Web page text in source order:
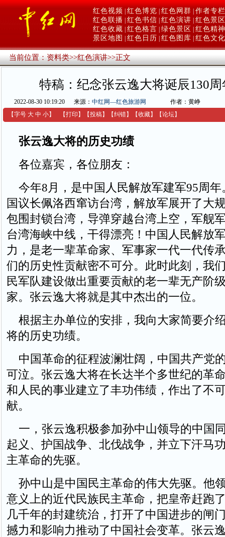
红色视频 红色博览 红色网群 作者专栏
红色联播 红色书信 红色演讲 红色景区
红色收藏 红色格言 绿色景区
红色精神
景区地图
红色日历 红色图库 红色文化
当前位置：资料类>>红色演讲>>正文
特稿：纪念张云逸大将诞辰130
2022-08-30 10:19:20 来源： 中红网—红色旅游网
作者：黄峥
【字号 大 中 小】 【打印 】 【投稿】 【纠错】 【收藏】 【论坛】
张云逸大将的历史功绩
各位嘉宾，各位朋友：
今年8月，是中国人民解放军建军95周年
国议长佩洛西窜访台湾，解放军展开了大
包围封锁台湾，导弹穿越台湾上空，军舰
台湾海峡中线，干得漂亮！中国人民解放
力，是老一辈革命家、军事家一代一代传
们的历史性贡献密不可分。此时此刻，我
民军队建设做出重要贡献的老一辈无产阶
家。张云逸大将就是其中杰出的一位。
根据主办单位的安排，我向大家简要介
将的历史功绩。
中国革命的征程波澜壮阔，中国共产党
可泣。张云逸大将在长达半个多世纪的革
和人民的事业建立了丰功伟绩，作出了不
献。
一，张云逸积极参加孙中山领导的中国
起义、护国战争、北伐战争，并立下汗马
主革命的先驱。
孙中山是中国民主革命的伟大先驱。他
意义上的近代民族民主革命，把皇帝赶跑
几千年的封建统治，打开了中国进步的闸
撼力和影响力推动了中国社会变革。张云